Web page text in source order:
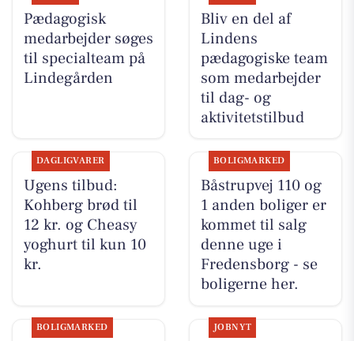
Pædagogisk
medarbejder søges
til specialteam på
Lindegården
Bliv en del af
Lindens
pædagogiske team
som medarbejder
til dag- og
aktivitetstilbud
DAGLIGVARER
Ugens tilbud:
Kohberg brød til
12 kr. og Cheasy
yoghurt til kun 10
kr.
BOLIGMARKED
Båstrupvej 110 og
1 anden boliger er
kommet til salg
denne uge i
Fredensborg - se
boligerne her.
BOLIGMARKED JOBNYT